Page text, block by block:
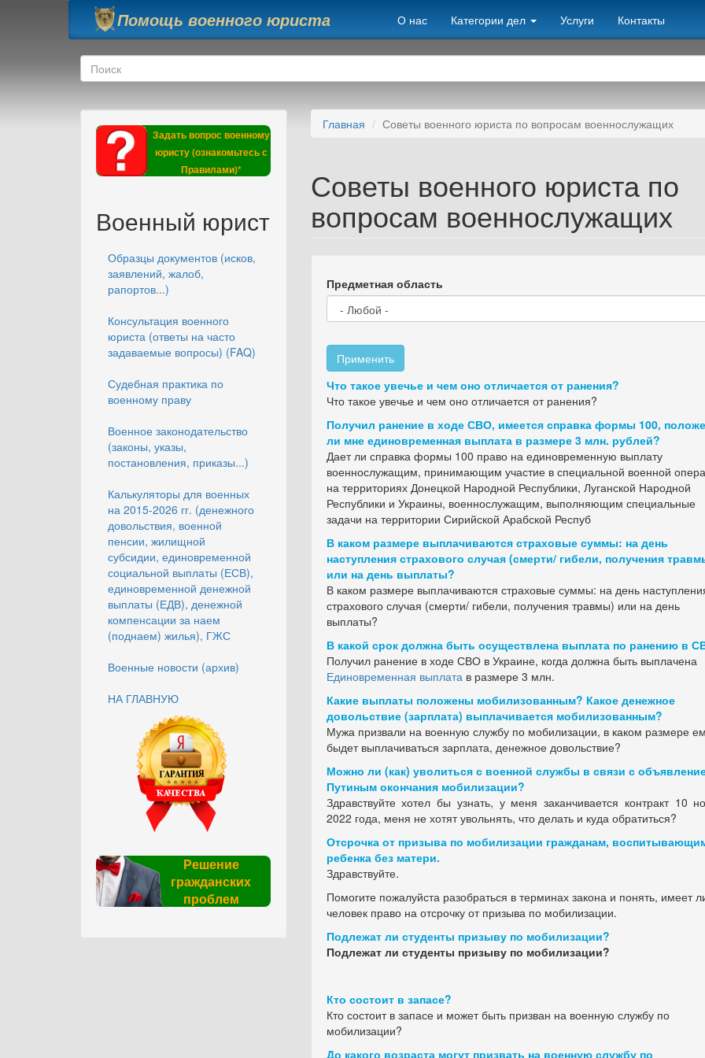
Перейти к основному содержанию
Помощь военного юриста О нас Категории дел Услуги Контакты
Форма поиска
Поиск
Задать вопрос военному
юристу (ознакомьтесь с
Правилами)*
Военный юрист
Образцы документов (исков,
заявлений, жалоб,
рапортов...)
Консультация военного
юриста (ответы на часто
задаваемые вопросы) (FAQ)
Судебная практика по
военному праву
Военное законодательство
(законы, указы,
постановления, приказы...)
Калькуляторы для военных
на 2015-2026 гг. (денежного
довольствия, военной
пенсии, жилищной
субсидии, единовременной
социальной выплаты (ЕСВ),
единовременной денежной
выплаты (ЕДВ), денежной
компенсации за наем
(поднаем) жилья), ГЖС
Военные новости (архив)
НА ГЛАВНУЮ
Решение
гражданских
проблем
Главная Советы военного юриста по вопросам военнослужащих
Советы военного юриста по
вопросам военнослужащих
Предметная область
Применить
Что такое увечье и чем оно отличается от ранения?
Что такое увечье и чем оно отличается от ранения?
Получил ранение в ходе СВО, имеется справка формы 100,
ли мне единовременная выплата в размере 3 млн. рублей?
Дает ли справка формы 100 право на единовременную выплату
военнослужащим, принимающим участие в специальной военной
на территориях Донецкой Народной Республики, Луганской Народной
Республики и Украины, военнослужащим, выполняющим специальные
задачи на территории Сирийской Арабской Респуб
В каком размере выплачиваются страховые суммы: на день
наступления страхового случая (смерти/ гибели, получения
или на день выплаты?
В каком размере выплачиваются страховые суммы: на день
страхового случая (смерти/ гибели, получения травмы) или на день
выплаты?
В какой срок должна быть осуществлена выплата по ранению в
Получил ранение в ходе СВО в Украине, когда должна быть выплачена
Единовременная выплатав размере 3 млн.
Какие выплаты положены мобилизованным? Какое денежное
довольствие (зарплата) выплачивается мобилизованным?
Мужа призвали на военную службу по мобилизации, в каком размере
быдет выплачиваться зарплата, денежное довольствие?
Можно ли (как) уволиться с военной службы в связи с
Путиным окончания мобилизации?
Здравствуйте хотел бы узнать, у меня заканчивается контракт 10
2022 года, меня не хотят увольнять, что делать и куда обратиться?
Отсрочка от призыва по мобилизации гражданам,
ребенка без матери.
Здравствуйте.
Помогите пожалуйста разобраться в терминах закона и понять, имеет
человек право на отсрочку от призыва по мобилизации.
Подлежат ли студенты призыву по мобилизации?
Подлежат ли студенты призыву по мобилизации?
Кто состоит в запасе?
Кто состоит в запасе и может быть призван на военную службу по
мобилизации?
До какого возраста могут призвать на военную службу по